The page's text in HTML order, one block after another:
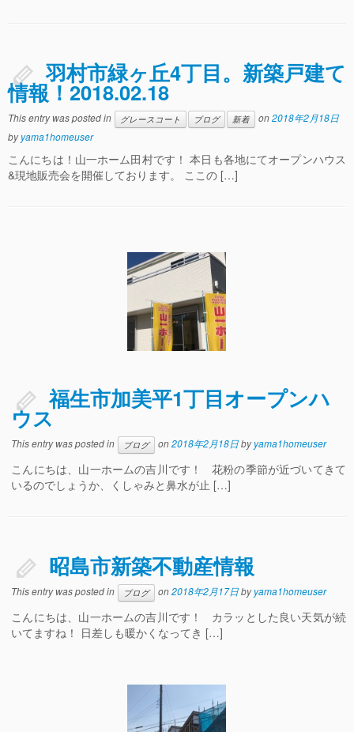
羽村市緑ヶ丘4丁目。新築戸建て
情報！2018.02.18
This entry was posted in グレースコート ブログ 新着 on2018年2月18日
byyama1homeuser
こんにちは！山一ホーム田村です！ 本日も各地にてオープンハウス
&現地販売会を開催しております。 ここの […]
福生市加美平1丁目オープンハ
ウス
This entry was posted in ブログ on2018年2月18日byyama1homeuser
こんにちは、山一ホームの吉川です！ 花粉の季節が近づいてきて
いるのでしょうか、くしゃみと鼻水が止 […]
昭島市新築不動産情報
This entry was posted in ブログ on2018年2月17日byyama1homeuser
こんにちは、山一ホームの吉川です！ カラッとした良い天気が続
いてますね！ 日差しも暖かくなってき […]